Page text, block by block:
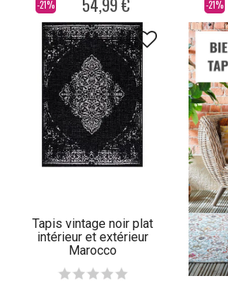
-21% -21%
Tapis vintage noir plat
intérieur et extérieur
Marocco